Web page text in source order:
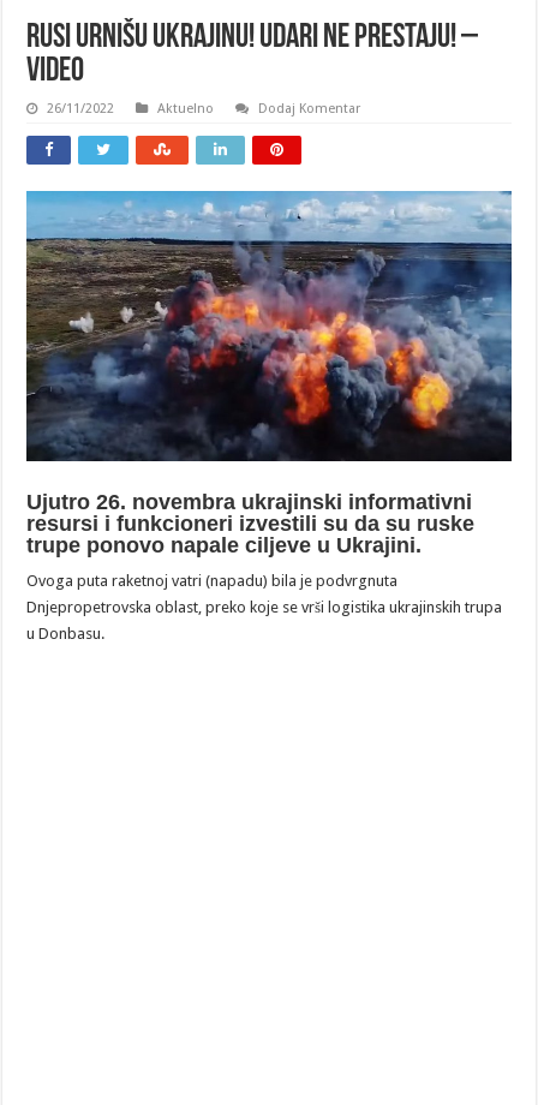
Rusi urnišu Ukrajinu! Udari ne prestaju! –
VIDEO
26/11/2022 Aktuelno Dodaj Komentar
Ujutro 26. novembra ukrajinski informativni
resursi i funkcioneri izvestili su da su ruske
trupe ponovo napale ciljeve u Ukrajini.
Ovoga puta raketnoj vatri (napadu) bila je podvrgnuta
Dnjepropetrovska oblast, preko koje se vrši logistika ukrajinskih trupa
u Donbasu.